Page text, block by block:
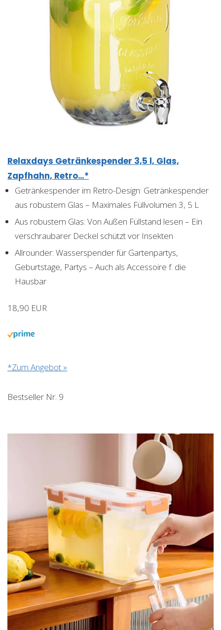
Relaxdays Getränkespender 3,5 l, Glas,
Zapfhahn, Retro…*
Getränkespender im Retro-Design: Getränkespender
aus robustem Glas – Maximales Füllvolumen 3, 5 L
Aus robustem Glas: Von Außen Füllstand lesen – Ein
verschraubarer Deckel schützt vor Insekten
Allrounder: Wasserspender für Gartenpartys,
Geburtstage, Partys – Auch als Accessoire f. die
Hausbar
18,90 EUR
*Zum Angebot »
Bestseller Nr. 9